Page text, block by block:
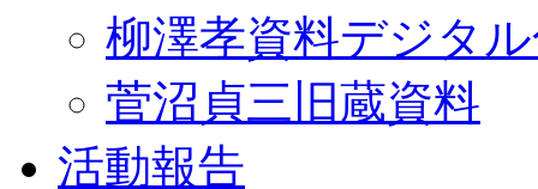
柳澤孝資料デジタ
菅沼貞三旧蔵資料
活動報告